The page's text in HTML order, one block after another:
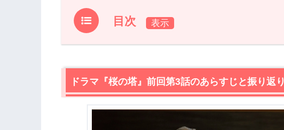
目次
1.ドラマ『桜の塔』前回第3話のあらすじと振り返り
2.1 23年前の出来事
2.223年前にささやかれていた噂
2.3薩摩派に潜入する富樫（岡田健史）
ドラマ『桜の塔』前回第3話のあらすじと振り返り